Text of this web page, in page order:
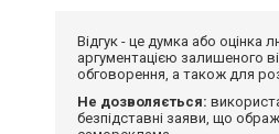
Відгук - це думка або
аргументацією залишеного
обговорення, а також для
Не дозволяється:
безпідставні заяви, що